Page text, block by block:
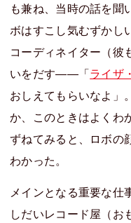
も兼ね、当時の話を聞
ボはすこし気むずかし
コーディネイター（彼
いをだす――「ライザ
おしえてもらいなよ」
か、このときはよくわ
ずねてみると、ロボの
わかった。
メインとなる重要な仕
しだいレコード屋（お